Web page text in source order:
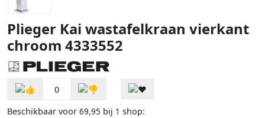
Plieger Kai wastafelkraan vierkant
chroom 4333552
0
Beschikbaar voor 69,95 bij 1 shop: